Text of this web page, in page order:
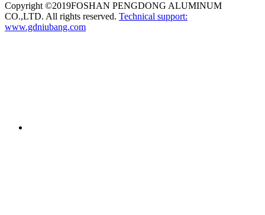
Copyright ©2019FOSHAN PENGDONG ALUMINUM
CO.,LTD. All rights reserved. Technical support:
www.gdniubang.com